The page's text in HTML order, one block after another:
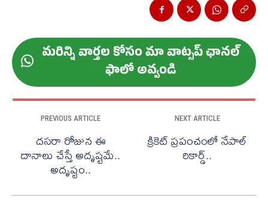
మ‌రిన్ని వార్త‌ల కోసం మా వాట్స‌ప్ ఛాన‌ల్
ఫాలో అవ్వండి
PREVIOUS ARTICLE
దసరా రోజున ఈ
దానాలు చేస్తే అదృష్టమే..
అదృష్టం..
NEXT ARTICLE
క్రికెట్ ప్రపంచంలో నేపాల్
రికార్డ్..